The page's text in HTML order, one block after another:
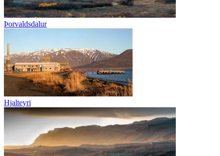
Þorvaldsdalur
Hjalteyri